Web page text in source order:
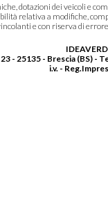
dotazioni dei veicoli e
relativa a modifiche,
e con riserva di errore
- 25135 - Brescia (BS) -
i.v. -